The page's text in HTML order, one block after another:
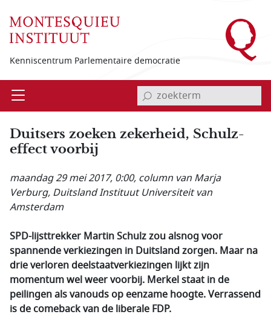
Kenniscentrum Parlementaire democratie
Open invoerveld zoekterm
Duitsers zoeken zekerheid, Schulz-
effect voorbij
maandag 29 mei 2017, 0:00, column van Marja
Verburg, Duitsland Instituut Universiteit van
Amsterdam
SPD-lijsttrekker Martin Schulz zou alsnog voor
spannende verkiezingen in Duitsland zorgen. Maar na
drie verloren deelstaatverkiezingen lijkt zijn
momentum wel weer voorbij. Merkel staat in de
peilingen als vanouds op eenzame hoogte. Verrassend
is de comeback van de liberale FDP.